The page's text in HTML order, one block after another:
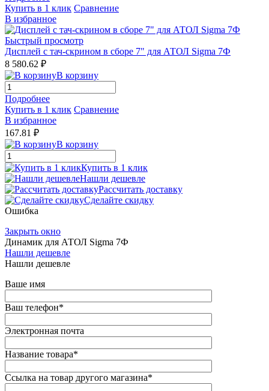
Купить в 1 клик Сравнение
В избранное
Быстрый просмотр
Дисплей с тач-скрином в сборе 7" для АТОЛ Sigma 7Ф
8 580.62 ₽
В корзину
Подробнее
Купить в 1 клик Сравнение
В избранное
167.81 ₽
В корзину
Купить в 1 клик
Нашли дешевле
Рассчитать доставку
Сделайте скидку
Ошибка
Закрыть окно
Динамик для АТОЛ Sigma 7Ф
Нашли дешевле
Нашли дешевле
Ваше имя
Ваш телефон*
Электронная почта
Название товара*
Ссылка на товар другого магазина*